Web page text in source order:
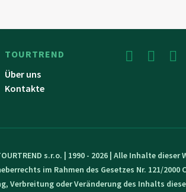
TOURTREND
Über uns
Kontakte
s.r.o. | 1990 - 2026 | Alle Inhalte
im Rahmen des Gesetzes Nr. 121/2000
Verbreitung oder Veränderung des Inhalts